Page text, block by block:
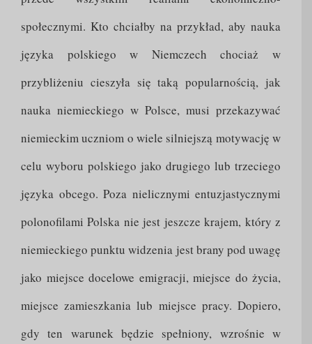
społecznymi. Kto chciałby na przykład, aby nauka
języka polskiego w Niemczech chociaż w
przybliżeniu cieszyła się taką popularnością, jak
nauka niemieckiego w Polsce, musi przekazywać
niemieckim uczniom o wiele silniejszą motywację w
celu wyboru polskiego jako drugiego lub trzeciego
języka obcego. Poza nielicznymi entuzjastycznymi
polonofilami Polska nie jest jeszcze krajem, który z
niemieckiego punktu widzenia jest brany pod uwagę
jako miejsce docelowe emigracji, miejsce do życia,
miejsce zamieszkania lub miejsce pracy. Dopiero,
gdy ten warunek będzie spełniony, wzrośnie w